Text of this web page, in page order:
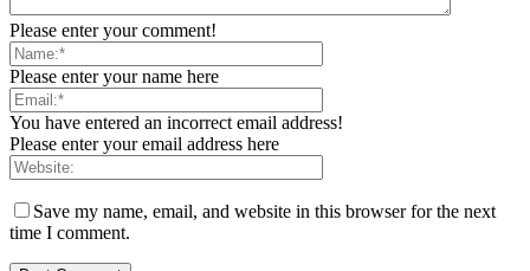
Please enter your comment!
Please enter your name here
You have entered an incorrect email address!
Please enter your email address here
Save my name, email, and website in this browser for the next
time I comment.